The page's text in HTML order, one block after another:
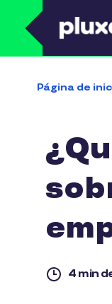
Pasar al
Página de
4 min